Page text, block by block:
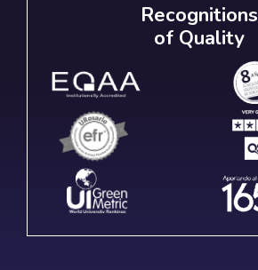
Recognitions
of Quality